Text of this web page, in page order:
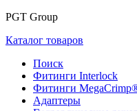
PGT Group
Каталог товаров
Поиск
Фитинги Interlock
Фитинги
Адаптеры